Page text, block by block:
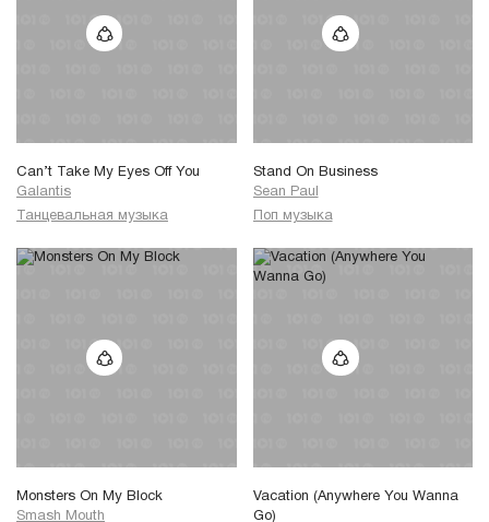
Can’t Take My Eyes Off You
Galantis
Танцевальная музыка
Stand On Business
Sean Paul
Поп музыка
Monsters On My Block
Smash Mouth
Vacation (Anywhere You Wanna
Go)